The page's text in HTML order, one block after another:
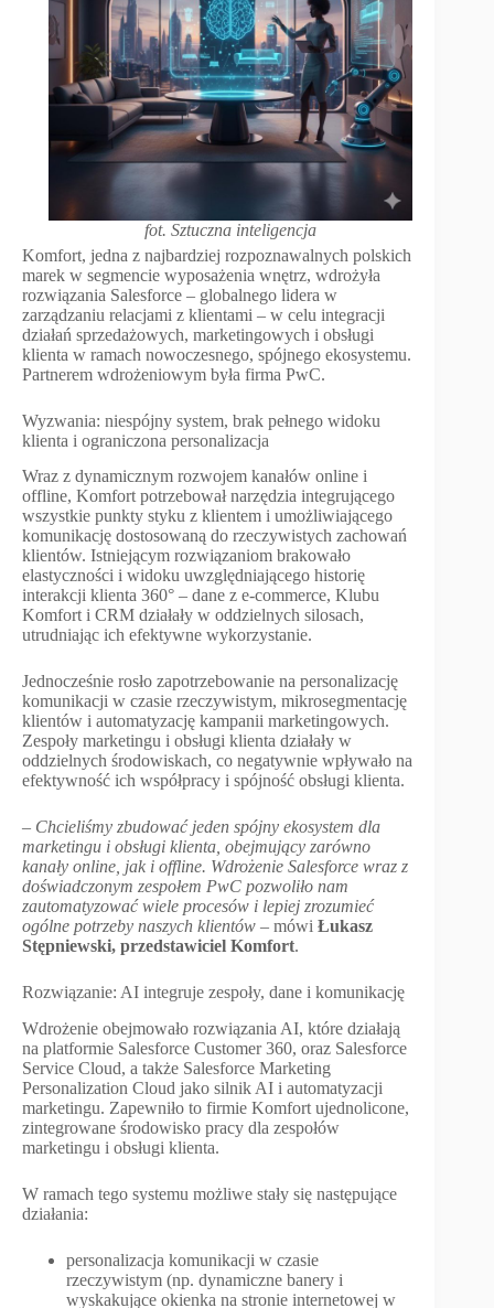
fot. Sztuczna inteligencja
Komfort, jedna z najbardziej rozpoznawalnych polskich
marek w segmencie wyposażenia wnętrz, wdrożyła
rozwiązania Salesforce – globalnego lidera w
zarządzaniu relacjami z klientami – w celu integracji
działań sprzedażowych, marketingowych i obsługi
klienta w ramach nowoczesnego, spójnego ekosystemu.
Partnerem wdrożeniowym była firma PwC.
Wyzwania: niespójny system, brak pełnego widoku
klienta i ograniczona personalizacja
Wraz z dynamicznym rozwojem kanałów online i
offline, Komfort potrzebował narzędzia integrującego
wszystkie punkty styku z klientem i umożliwiającego
komunikację dostosowaną do rzeczywistych zachowań
klientów. Istniejącym rozwiązaniom brakowało
elastyczności i widoku uwzględniającego historię
interakcji klienta 360° – dane z e-commerce, Klubu
Komfort i CRM działały w oddzielnych silosach,
utrudniając ich efektywne wykorzystanie.
Jednocześnie rosło zapotrzebowanie na personalizację
komunikacji w czasie rzeczywistym, mikrosegmentację
klientów i automatyzację kampanii marketingowych.
Zespoły marketingu i obsługi klienta działały w
oddzielnych środowiskach, co negatywnie wpływało na
efektywność ich współpracy i spójność obsługi klienta.
– Chcieliśmy zbudować jeden spójny ekosystem dla
marketingu i obsługi klienta, obejmujący zarówno
kanały online, jak i offline. Wdrożenie Salesforce wraz z
doświadczonym zespołem PwC pozwoliło nam
zautomatyzować wiele procesów i lepiej zrozumieć
ogólne potrzeby naszych klientów – mówi Łukasz
Stępniewski, przedstawiciel Komfort.
Rozwiązanie: AI integruje zespoły, dane i komunikację
Wdrożenie obejmowało rozwiązania AI, które działają
na platformie Salesforce Customer 360, oraz Salesforce
Service Cloud, a także Salesforce Marketing
Personalization Cloud jako silnik AI i automatyzacji
marketingu. Zapewniło to firmie Komfort ujednolicone,
zintegrowane środowisko pracy dla zespołów
marketingu i obsługi klienta.
W ramach tego systemu możliwe stały się następujące
działania:
personalizacja komunikacji w czasie
rzeczywistym (np. dynamiczne banery i
wyskakujące okienka na stronie internetowej w